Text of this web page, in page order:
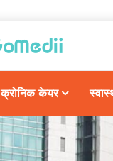
क्रोनिक केयर